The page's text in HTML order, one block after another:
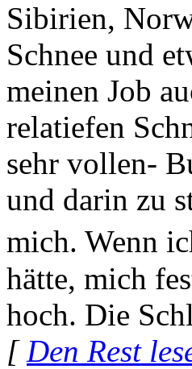
Sibirien,
Schnee und
meinen Job
relatiefen
sehr vollen-
und darin zu
mich. Wenn
hätte, mich
hoch. Die
[ Den Rest